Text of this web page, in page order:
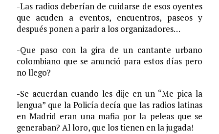
-Las radios deberían de cuidarse de esos oyentes
que acuden a eventos, encuentros, paseos y
después ponen a parir a los organizadores…
-Que paso con la gira de un cantante urbano
colombiano que se anunció para estos días pero
no llego?
-Se acuerdan cuando les dije en un “Me pica la
lengua” que la Policía decía que las radios latinas
en Madrid eran una mafia por la peleas que se
generaban? Al loro, que los tienen en la jugada!